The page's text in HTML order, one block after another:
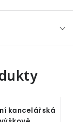
kancelářská